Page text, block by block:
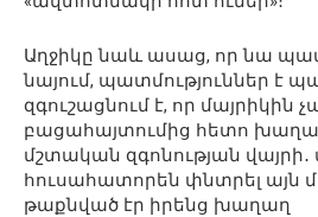
Աղջիկը նաև ասաց, որ նա
նայում, պատմություններ է
զգուշացնում է, որ մայրիկին
բացահայտումից հետո
մշտական զգոնության վայրի․
հուսահատորեն փնտրել այն
թաքնված էր իրենց խաղաղ